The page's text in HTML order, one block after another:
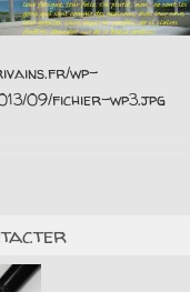
wp-
09/fichier-wp3.jpg